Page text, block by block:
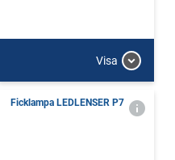
Visa
Ficklampa LEDLENSER P7